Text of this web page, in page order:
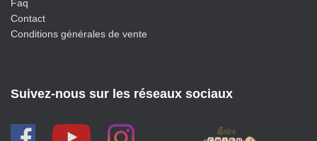
Faq
Contact
Conditions générales de vente
Suivez-nous sur les réseaux sociaux